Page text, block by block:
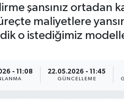
şansınız ortadan
maliyetlere
o istediğimiz
- 11:08 22.05.2026 - 11:45
GÜNCELLEME